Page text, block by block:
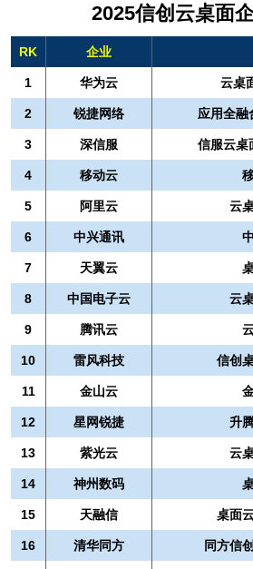
2025信创云桌面
RK 企业
1 华为云 云桌
2 锐捷网络 应用全融
3 深信服 信服云桌
4 移动云
5 阿里云 云
6 中兴通讯
7 天翼云
8 中国电子云 云
9 腾讯云
10 雷风科技 信创
11 金山云
12 星网锐捷 升
13 紫光云 云
14 神州数码
15 天融信 桌面
16 清华同方 同方信